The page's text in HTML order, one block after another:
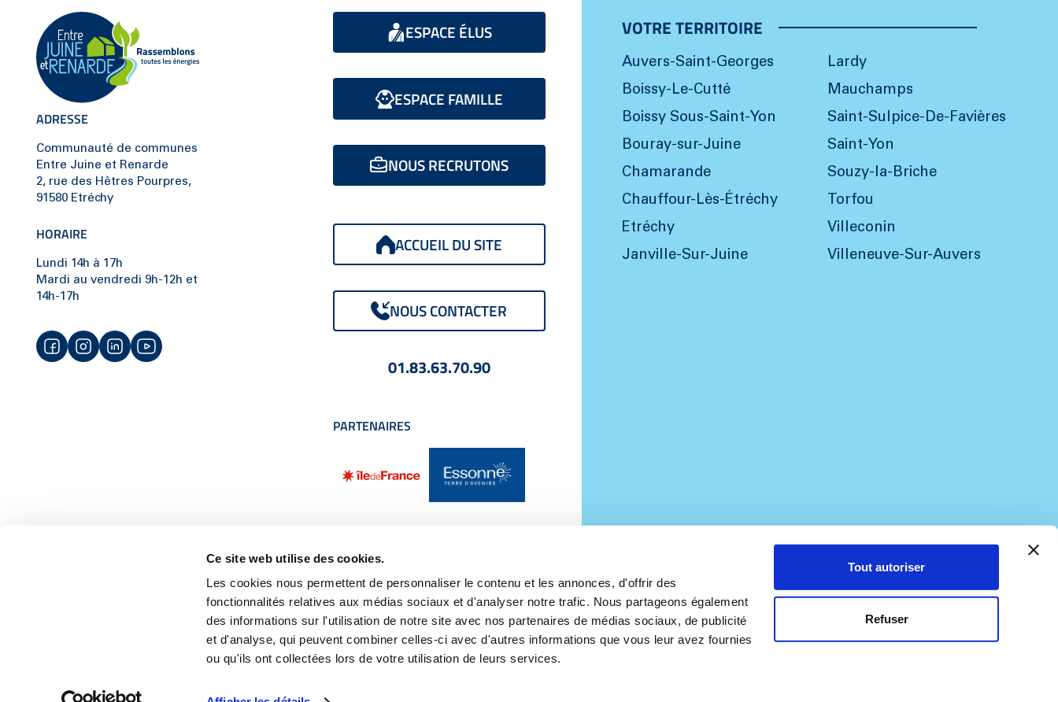
Ce site web utilise des cookies.
Les cookies nous permettent de personnaliser le contenu et les annonces, d'offrir des
fonctionnalités relatives aux médias sociaux et d'analyser notre trafic. Nous partageons également
des informations sur l'utilisation de notre site avec nos partenaires de médias sociaux, de publicité
et d'analyse, qui peuvent combiner celles-ci avec d'autres informations que vous leur avez fournies
ou qu'ils ont collectées lors de votre utilisation de leurs services.
Tout autoriser
Refuser
ADRESSE
Communauté de communes
Entre Juine et Renarde
2, rue des Hêtres Pourpres,
91580 Etréchy
HORAIRE
Lundi 14h à 17h
Mardi au vendredi 9h-12h et
14h-17h
ESPACE ÉLUS
ESPACE FAMILLE
NOUS RECRUTONS
ACCUEIL DU SITE
NOUS CONTACTER
01.83.63.70.90
PARTENAIRES
VOTRE TERRITOIRE
Auvers-Saint-Georges
Boissy-Le-Cutté
Boissy Sous-Saint-Yon
Bouray-sur-Juine
Chamarande
Chauffour-Lès-Étréchy
Etréchy
Janville-Sur-Juine
Lardy
Mauchamps
Saint-Sulpice-De-Favières
Saint-Yon
Souzy-la-Briche
Torfou
Villeconin
Villeneuve-Sur-Auvers
MENTIONS LÉGALESPOLITIQUE DE GESTION DE DONNÉES PERSONNELLES
Annuler